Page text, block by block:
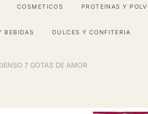
COSMETICOS PROTEINAS Y
BEBIDAS DULCES Y CONFITERIA
7 GOTAS DE AMOR